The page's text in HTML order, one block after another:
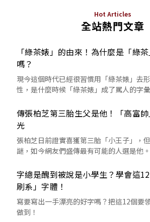
Hot Articles
全站熱門文章
「綠茶婊」的由來！為什麼是「綠
嗎？
現今這個時代已經很習慣用「綠茶婊」去
性，是什麼時候「綠茶婊」成了罵人的字
傳張柏芝第三胎生父是他！「高富
光
張柏芝日前證實喜獲第三胎「小王子」，
謎，如今網友們盛傳最有可能的人選是他。
字總是醜到被說是小學生？學會這
刷系」字體！
寫要寫出一手漂亮的好字嗎？把這12個要
做到！